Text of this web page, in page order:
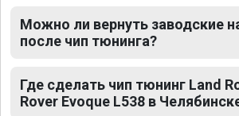
Можно ли вернуть заводские
после чип тюнинга?
Где сделать чип тюнинг Land
Rover Evoque L538 в